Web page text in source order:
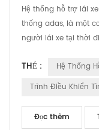
Hệ thống hỗ trợ lái
thống adas, là một
người lái xe tại thời
(Trình điều khiển
hệ thống lái xe an
THẺ : Hệ Thống
Trình Điều Khiển
Đọc thêm